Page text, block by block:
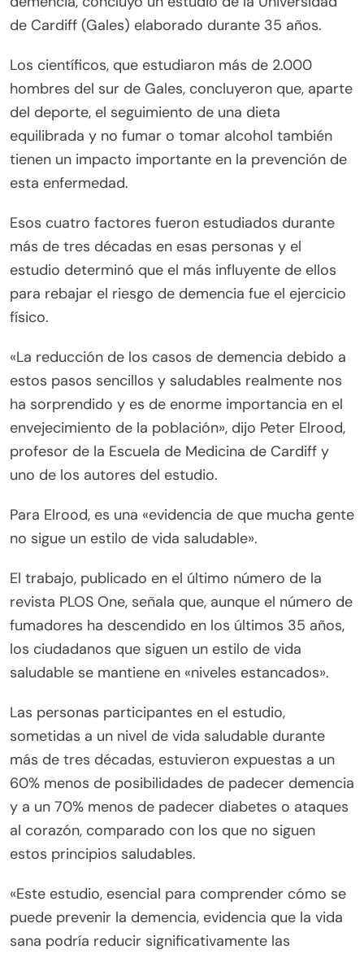
de Cardiff (Gales) elaborado durante 35 años.
Los científicos, que estudiaron más de 2.000
hombres del sur de Gales, concluyeron que, aparte
del deporte, el seguimiento de una dieta
equilibrada y no fumar o tomar alcohol también
tienen un impacto importante en la prevención de
esta enfermedad.
Esos cuatro factores fueron estudiados durante
más de tres décadas en esas personas y el
estudio determinó que el más influyente de ellos
para rebajar el riesgo de demencia fue el ejercicio
físico.
«La reducción de los casos de demencia debido a
estos pasos sencillos y saludables realmente nos
ha sorprendido y es de enorme importancia en el
envejecimiento de la población», dijo Peter Elrood,
profesor de la Escuela de Medicina de Cardiff y
uno de los autores del estudio.
Para Elrood, es una «evidencia de que mucha gente
no sigue un estilo de vida saludable».
El trabajo, publicado en el último número de la
revista PLOS One, señala que, aunque el número de
fumadores ha descendido en los últimos 35 años,
los ciudadanos que siguen un estilo de vida
saludable se mantiene en «niveles estancados».
Las personas participantes en el estudio,
sometidas a un nivel de vida saludable durante
más de tres décadas, estuvieron expuestas a un
60% menos de posibilidades de padecer demencia
y a un 70% menos de padecer diabetes o ataques
al corazón, comparado con los que no siguen
estos principios saludables.
«Este estudio, esencial para comprender cómo se
puede prevenir la demencia, evidencia que la vida
sana podría reducir significativamente las